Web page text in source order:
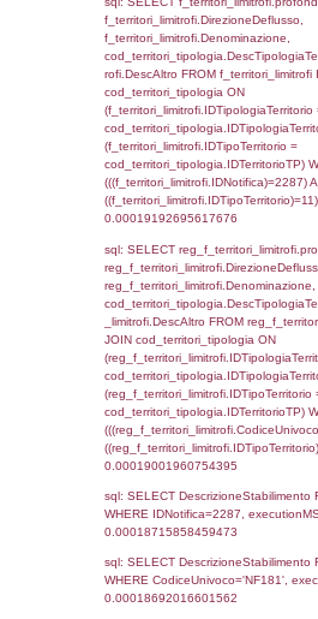
sql: SELECT
JOIN
sql: SELECT
JOIN